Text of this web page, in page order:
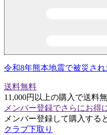
令和8年熊本地震で被災さ
送料無料
11,000円以上の購入で送料
メンバー登録でさらにお得
メンバー登録して購入する
クラブ下取り